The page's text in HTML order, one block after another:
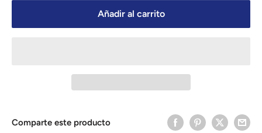
Añadir al carrito
Comparte este producto